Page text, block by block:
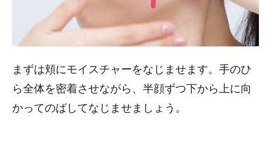
まずは頬にモイスチャーをなじませます。手のひ
ら全体を密着させながら、半顔ずつ下から上に向
かってのばしてなじませましょう。